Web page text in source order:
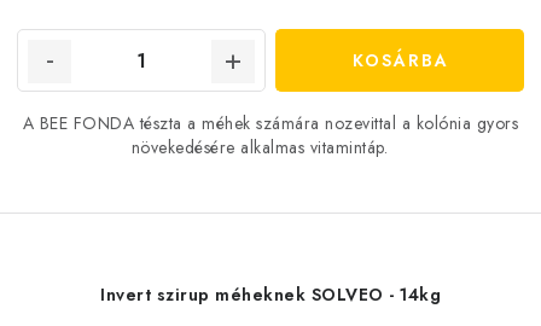
KOSÁRBA
A BEE FONDA tészta a méhek számára nozevittal a kolónia gyors
növekedésére alkalmas vitamintáp.
Invert szirup méheknek SOLVEO - 14kg